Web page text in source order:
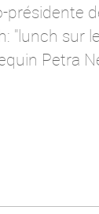
présidente
"lunch sur
Petra